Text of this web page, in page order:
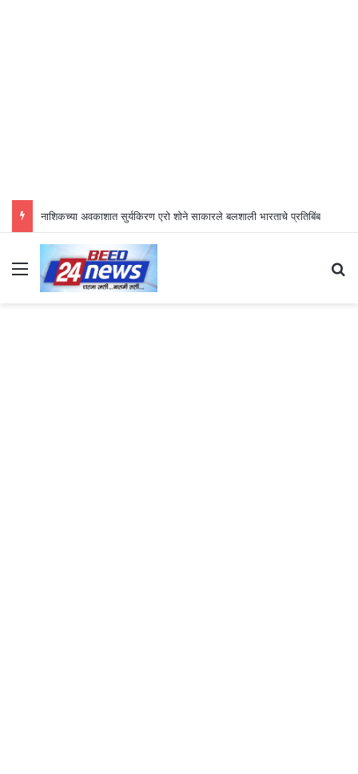
नाशिकच्या अवकाशात सुर्यकिरण एरो शोने साकारले बलशाली भारताचे प्रतिबिंब
Menu